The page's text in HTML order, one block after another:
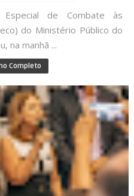
de Combate às
do Ministério Público do
na manhã ...
Completo